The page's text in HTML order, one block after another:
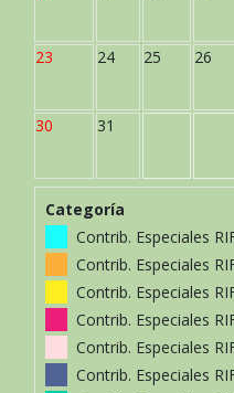
23 24 25 26
30 31
Categoría
Contrib. Especiales
Contrib. Especiales
Contrib. Especiales
Contrib. Especiales
Contrib. Especiales
Contrib. Especiales